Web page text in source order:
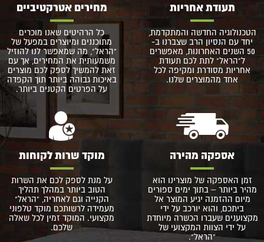
תעודת אחריות
הטכנולוגיה החדשה והמתקדמת,
יחד עם הנסיון הרב שצברנו ב-
50 השנים האחרונות, מאפשרים
ל"הראל" לתת לכם תעודת
אחריות מסודרת ומקיפה לכל
אחד מהמוצרים שלנו.
מחירים אטרקטיביים
כל הרהיטים שאנו מוכרים
מתוכננים ומיוצרים במפעל של
"הראל", מה שמאפשר לנו להוזיל
משמעותית את המחירים, אך עם
זאת להמשיך לספק לכם מוצרים
באיכות גבוהה ביותר תוך הקפדה
על הפרטים הקטנים ביותר.
אספקה מהירה
זמן האספקה של מוצרינו הוא
מהיר ביותר – בתוך ימים ספורים
מיום ההזמנה יגיע המוצר אל
ביתכם, והוא יורכב על ידי
מקצוענים שעברו הכשרה מיוחדת
על ידי הצוות המקצועי של
"הראל".
מוקד שרות לקוחות
על מנת לספק לכם את השרות
הטוב ביותר במהלך תהליך
הקנייה וגם לאחריה, "הראל"
מעמידה לרשותכם מוקד טלפוני
מקצועי. המוקד זמין לכל שאלה
שלכם.